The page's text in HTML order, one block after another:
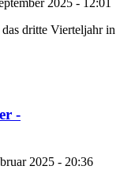
dritte Vierteljahr in
-
2025 - 20:36